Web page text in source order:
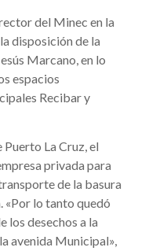
del Minec en la
disposición de la
Marcano, en lo
espacios
Recibar y
La Cruz, el
privada para
de la basura
«Por lo tanto quedó
los desechos a la
avenida Municipal»,